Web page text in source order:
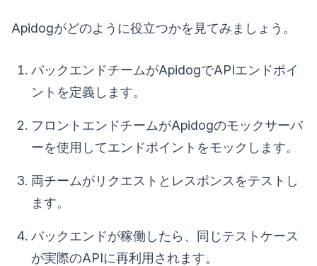
Apidogがどのように役立つかを見てみましょう。
バックエンドチームがApidogでAPIエンドポイ
ントを定義します。
フロントエンドチームがApidogのモックサーバ
ーを使用してエンドポイントをモックします。
両チームがリクエストとレスポンスをテストし
ます。
バックエンドが稼働したら、同じテストケース
が実際のAPIに再利用されます。